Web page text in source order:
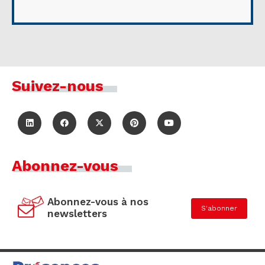
Suivez-nous
Abonnez-vous
Abonnez-vous à nos
newsletters
S'abonner